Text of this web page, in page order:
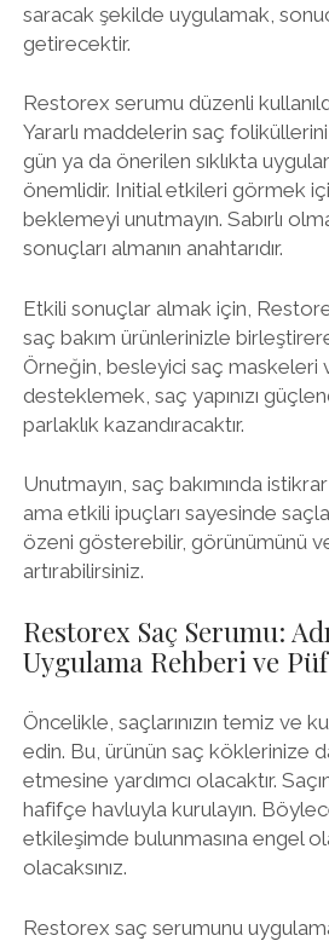
saracak şekilde uygulamak,
getirecektir.
Restorex serumu düzenli
Yararlı maddelerin saç
gün ya da önerilen sıklıkta
önemlidir. Initial etkileri görmek
beklemeyi unutmayın. Sabırlı
sonuçları almanın anahtarıdır.
Etkili sonuçlar almak için,
saç bakım ürünlerinizle
Örneğin, besleyici saç maskeleri
desteklemek, saç yapınızı
parlaklık kazandıracaktır.
Unutmayın, saç bakımında
ama etkili ipuçları sayesinde
özeni gösterebilir, görünümünü ve
artırabilirsiniz.
Restorex Saç Serumu:
Uygulama Rehberi ve
Öncelikle, saçlarınızın temiz ve
edin. Bu, ürünün saç köklerinize
etmesine yardımcı olacaktır.
hafifçe havluyla kurulayın.
etkileşimde bulunmasına engel
olacaksınız.
Restorex saç serumunu